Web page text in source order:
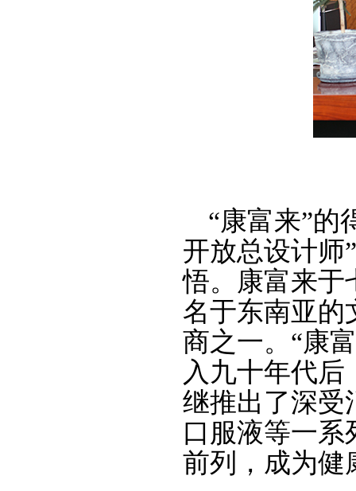
“康富来”的
开放总设计师
悟。康富来于
名于东南亚的
商之一。 “康
入九十年代
继推出了深受
口服液等一
前列，成为健